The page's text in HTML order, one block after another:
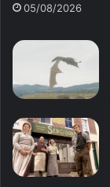
05/08/2026